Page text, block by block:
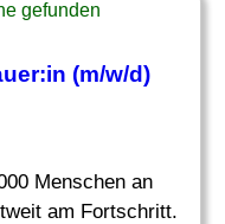
gefunden
(m/w/d)
Menschen an
am Fortschritt.